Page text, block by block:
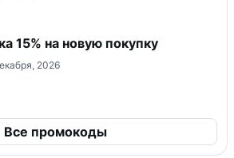
15% на новую покупку
2026
Все промокоды